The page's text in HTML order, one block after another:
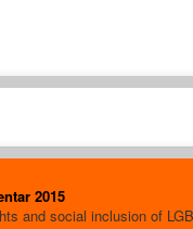
2015
and social inclusion of